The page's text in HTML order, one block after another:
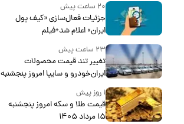
۲۰ ساعت پیش
جزئیات فعال‌سازی «کیف پول
ایران» اعلام شد+فیلم
۲۳ ساعت پیش
تغییر تند قیمت محصولات
ایران‌خودرو و سایپا امروز پنجشنبه
۱۵ مرداد ۱۴۰۵ +جدول
۱ روز پیش
قیمت طلا و سکه امروز پنجشنبه
۱۵ مرداد ۱۴۰۵